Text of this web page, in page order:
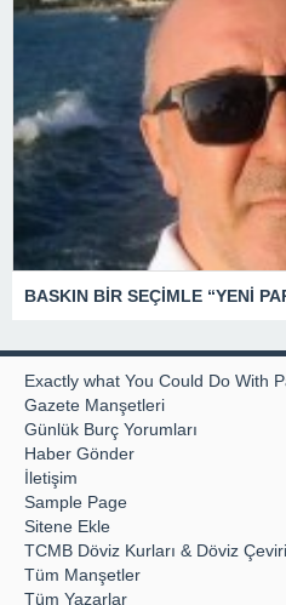
Exactly what You Could Do With
Gazete Manşetleri
Günlük Burç Yorumları
Haber Gönder
İletişim
Sample Page
Sitene Ekle
TCMB Döviz Kurları & Döviz
Tüm Manşetler
Tüm Yazarlar